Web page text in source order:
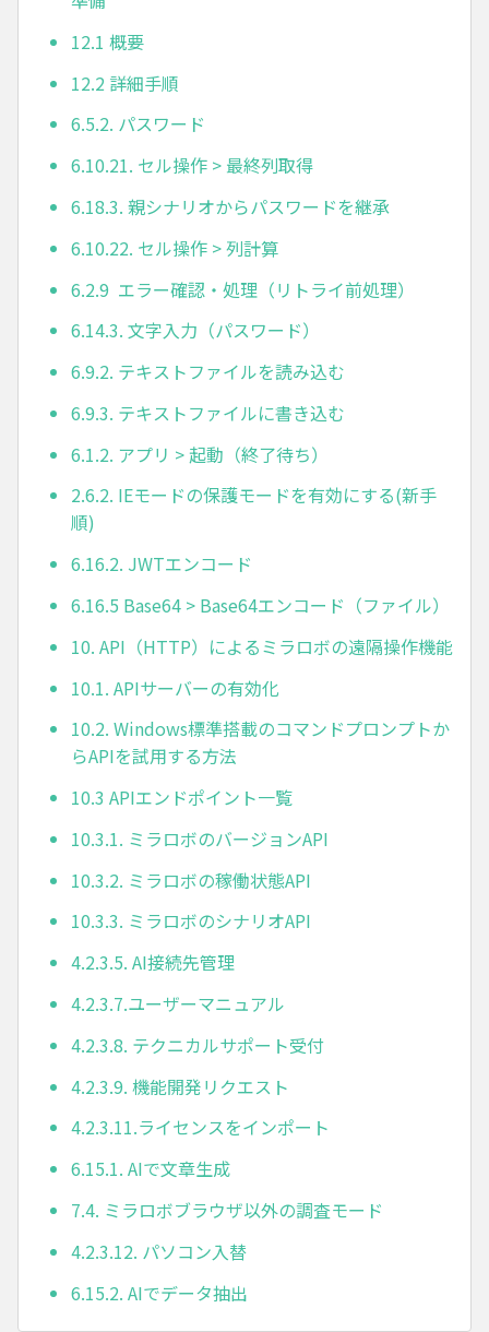
12.1 概要
12.2 詳細手順
6.5.2. パスワード
6.10.21. セル操作 > 最終列取得
6.18.3. 親シナリオからパスワードを継承
6.10.22. セル操作 > 列計算
6.2.9 エラー確認・処理（リトライ前処理）
6.14.3. 文字入力（パスワード）
6.9.2. テキストファイルを読み込む
6.9.3. テキストファイルに書き込む
6.1.2. アプリ > 起動（終了待ち）
2.6.2. IEモードの保護モードを有効にする(新手
順)
6.16.2. JWTエンコード
6.16.5 Base64 > Base64エンコード（ファイル）
10. API（HTTP）によるミラロボの遠隔操作機能
10.1. APIサーバーの有効化
10.2. Windows標準搭載のコマンドプロンプトか
らAPIを試用する方法
10.3 APIエンドポイント一覧
10.3.1. ミラロボのバージョンAPI
10.3.2. ミラロボの稼働状態API
10.3.3. ミラロボのシナリオAPI
4.2.3.5. AI接続先管理
4.2.3.7.ユーザーマニュアル
4.2.3.8. テクニカルサポート受付
4.2.3.9. 機能開発リクエスト
4.2.3.11.ライセンスをインポート
6.15.1. AIで文章生成
7.4. ミラロボブラウザ以外の調査モード
4.2.3.12. パソコン入替
6.15.2. AIでデータ抽出